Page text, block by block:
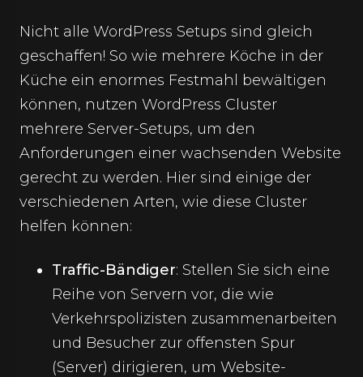
Nicht alle WordPress Setups sind gleich
geschaffen! So wie mehrere Köche in der
Küche ein enormes Festmahl bewältigen
können, nutzen WordPress Cluster
mehrere Server-Setups, um den
Anforderungen einer wachsenden Website
gerecht zu werden. Hier sind einige der
verschiedenen Arten, wie diese Cluster
helfen können:
Traffic-Bändiger: Stellen Sie sich eine
Reihe von Servern vor, die wie
Verkehrspolizisten zusammenarbeiten
und Besucher zur offensten Spur
(Server) dirigieren, um Website-